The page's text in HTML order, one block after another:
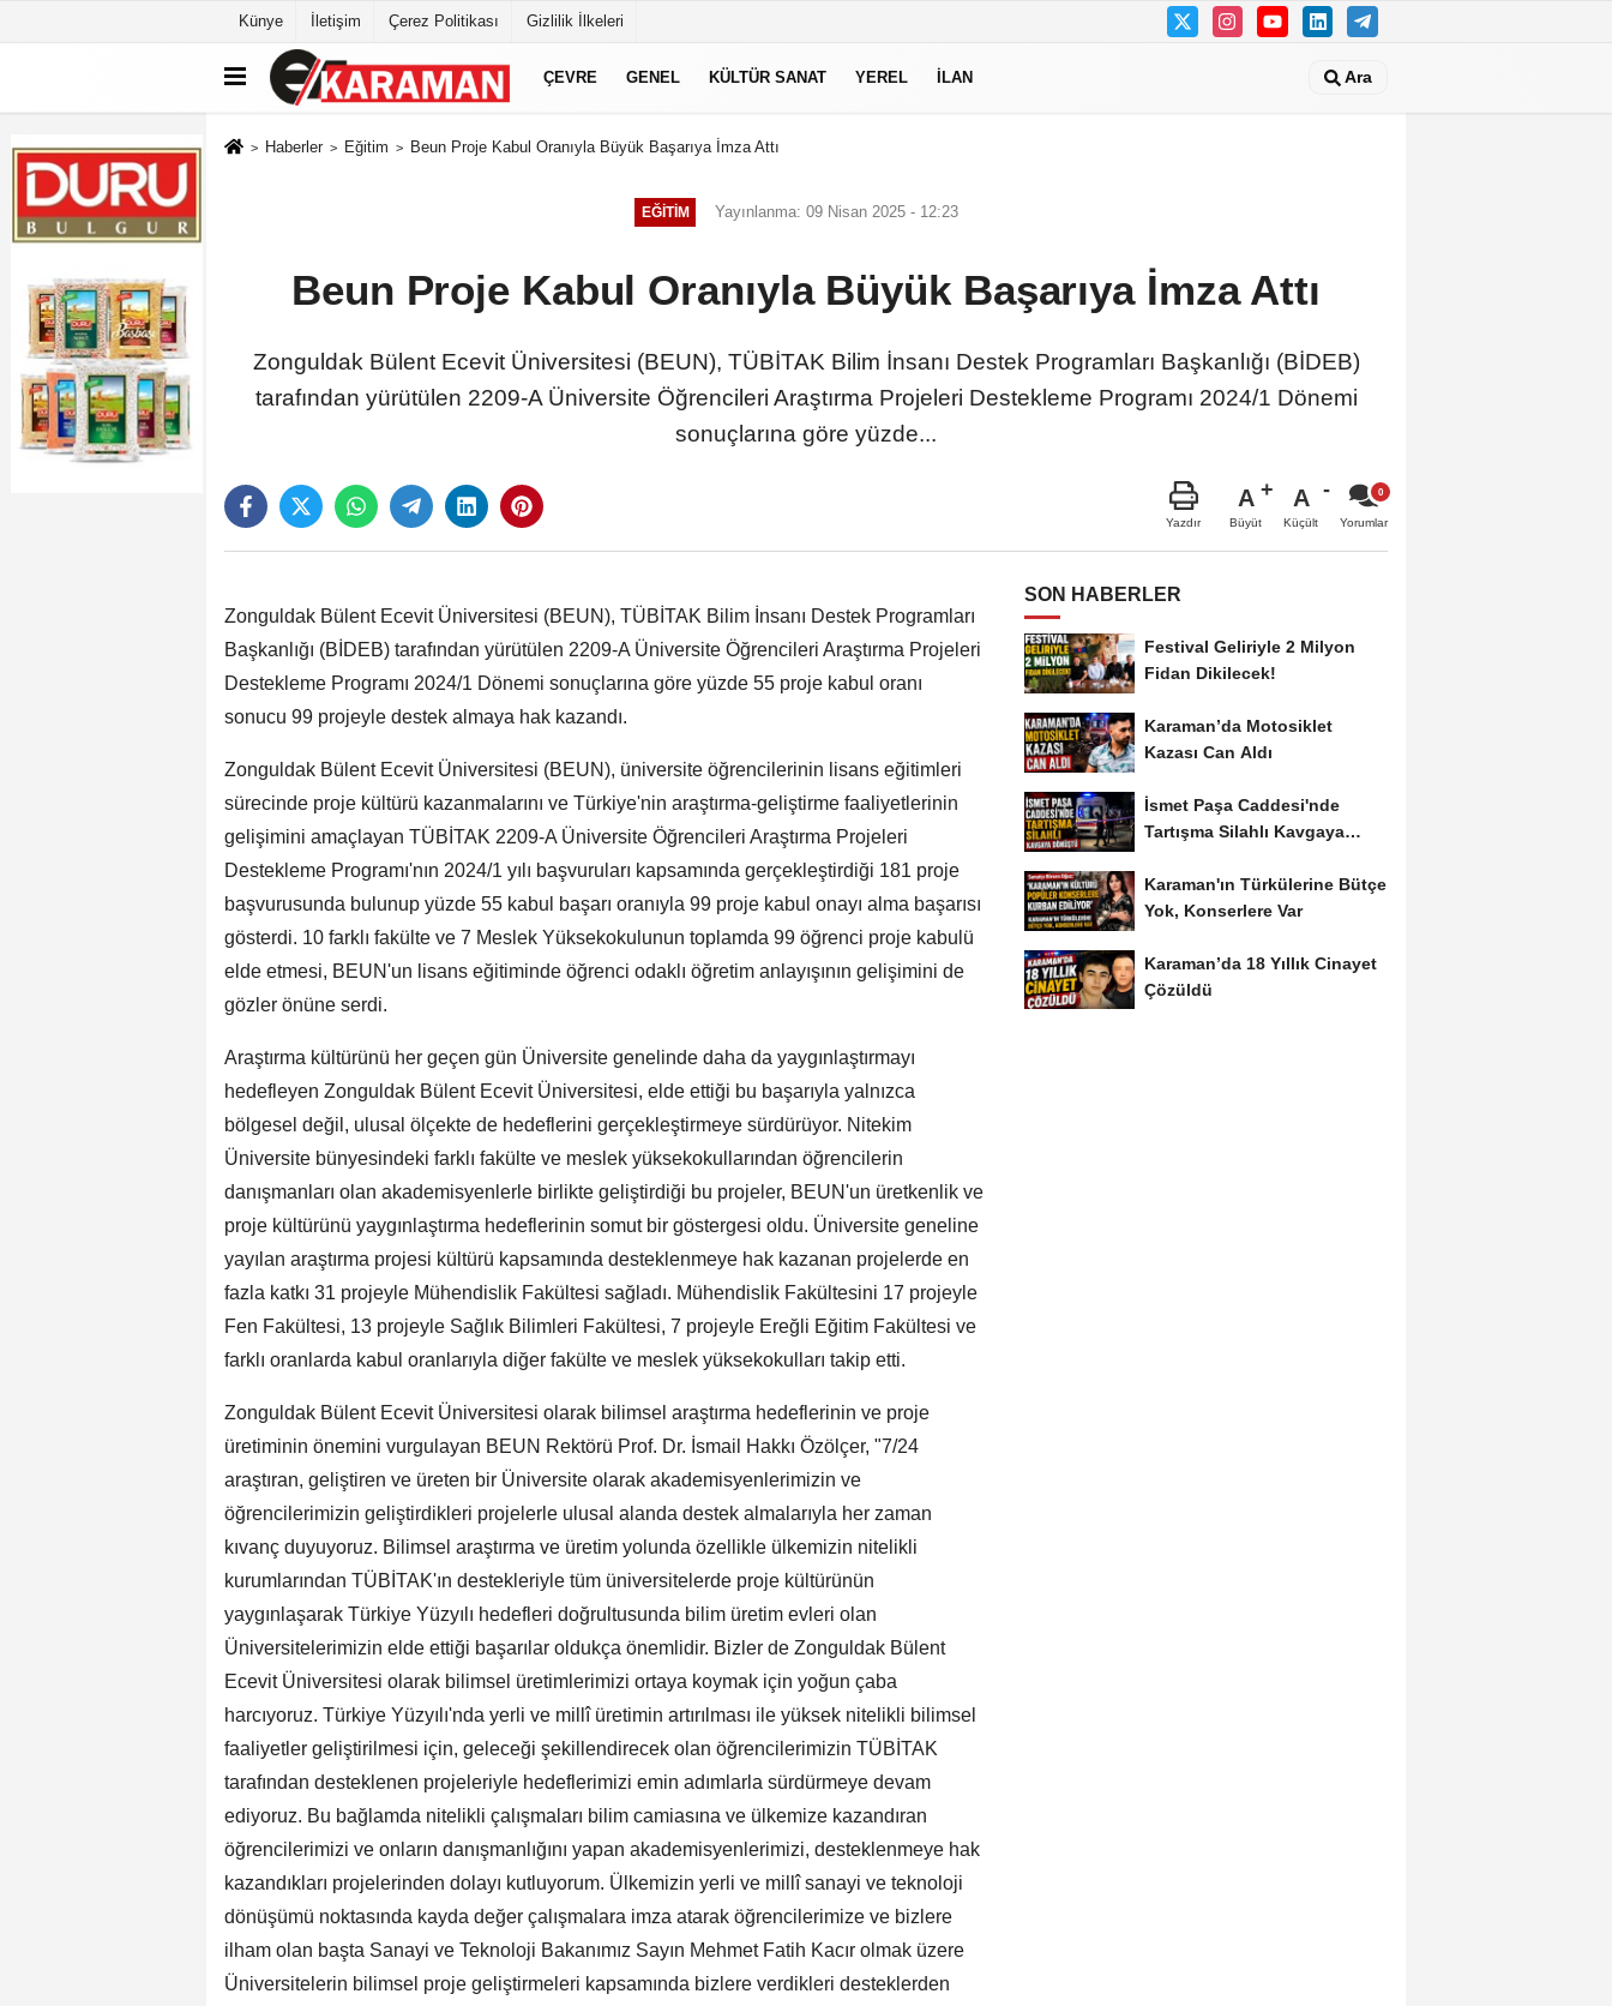
Künye İletişim Çerez Politikası Gizlilik İlkeleri
ÇEVRE GENEL KÜLTÜR SANAT YEREL İLAN Ara
Haberler Eğitim Beun Proje Kabul Oranıyla Büyük Başarıya İmza Attı
EĞITIM Yayınlanma: 09 Nisan 2025 - 12:23
Beun Proje Kabul Oranıyla Büyük Başarıya İmza Attı
Zonguldak Bülent Ecevit Üniversitesi (BEUN), TÜBİTAK Bilim İnsanı Destek Programları Başkanlığı (BİDEB)
tarafından yürütülen 2209-A Üniversite Öğrencileri Araştırma Projeleri Destekleme Programı 2024/1 Dönemi
sonuçlarına göre yüzde...
Yazdır
A
Büyüt
A
Küçült Yorumlar
Zonguldak Bülent Ecevit Üniversitesi (BEUN), TÜBİTAK Bilim İnsanı Destek Programları
Başkanlığı (BİDEB) tarafından yürütülen 2209-A Üniversite Öğrencileri Araştırma Projeleri
Destekleme Programı 2024/1 Dönemi sonuçlarına göre yüzde 55 proje kabul oranı
sonucu 99 projeyle destek almaya hak kazandı.
Zonguldak Bülent Ecevit Üniversitesi (BEUN), üniversite öğrencilerinin lisans eğitimleri
sürecinde proje kültürü kazanmalarını ve Türkiye'nin araştırma-geliştirme faaliyetlerinin
gelişimini amaçlayan TÜBİTAK 2209-A Üniversite Öğrencileri Araştırma Projeleri
Destekleme Programı'nın 2024/1 yılı başvuruları kapsamında gerçekleştirdiği 181 proje
başvurusunda bulunup yüzde 55 kabul başarı oranıyla 99 proje kabul onayı alma başarısı
gösterdi. 10 farklı fakülte ve 7 Meslek Yüksekokulunun toplamda 99 öğrenci proje kabulü
elde etmesi, BEUN'un lisans eğitiminde öğrenci odaklı öğretim anlayışının gelişimini de
gözler önüne serdi.
Araştırma kültürünü her geçen gün Üniversite genelinde daha da yaygınlaştırmayı
hedefleyen Zonguldak Bülent Ecevit Üniversitesi, elde ettiği bu başarıyla yalnızca
bölgesel değil, ulusal ölçekte de hedeflerini gerçekleştirmeye sürdürüyor. Nitekim
Üniversite bünyesindeki farklı fakülte ve meslek yüksekokullarından öğrencilerin
danışmanları olan akademisyenlerle birlikte geliştirdiği bu projeler, BEUN'un üretkenlik ve
proje kültürünü yaygınlaştırma hedeflerinin somut bir göstergesi oldu. Üniversite geneline
yayılan araştırma projesi kültürü kapsamında desteklenmeye hak kazanan projelerde en
fazla katkı 31 projeyle Mühendislik Fakültesi sağladı. Mühendislik Fakültesini 17 projeyle
Fen Fakültesi, 13 projeyle Sağlık Bilimleri Fakültesi, 7 projeyle Ereğli Eğitim Fakültesi ve
farklı oranlarda kabul oranlarıyla diğer fakülte ve meslek yüksekokulları takip etti.
Zonguldak Bülent Ecevit Üniversitesi olarak bilimsel araştırma hedeflerinin ve proje
üretiminin önemini vurgulayan BEUN Rektörü Prof. Dr. İsmail Hakkı Özölçer, "7/24
araştıran, geliştiren ve üreten bir Üniversite olarak akademisyenlerimizin ve
öğrencilerimizin geliştirdikleri projelerle ulusal alanda destek almalarıyla her zaman
kıvanç duyuyoruz. Bilimsel araştırma ve üretim yolunda özellikle ülkemizin nitelikli
kurumlarından TÜBİTAK'ın destekleriyle tüm üniversitelerde proje kültürünün
yaygınlaşarak Türkiye Yüzyılı hedefleri doğrultusunda bilim üretim evleri olan
Üniversitelerimizin elde ettiği başarılar oldukça önemlidir. Bizler de Zonguldak Bülent
Ecevit Üniversitesi olarak bilimsel üretimlerimizi ortaya koymak için yoğun çaba
harcıyoruz. Türkiye Yüzyılı'nda yerli ve millî üretimin artırılması ile yüksek nitelikli bilimsel
faaliyetler geliştirilmesi için, geleceği şekillendirecek olan öğrencilerimizin TÜBİTAK
tarafından desteklenen projeleriyle hedeflerimizi emin adımlarla sürdürmeye devam
ediyoruz. Bu bağlamda nitelikli çalışmaları bilim camiasına ve ülkemize kazandıran
öğrencilerimizi ve onların danışmanlığını yapan akademisyenlerimizi, desteklenmeye hak
kazandıkları projelerinden dolayı kutluyorum. Ülkemizin yerli ve millî sanayi ve teknoloji
dönüşümü noktasında kayda değer çalışmalara imza atarak öğrencilerimize ve bizlere
ilham olan başta Sanayi ve Teknoloji Bakanımız Sayın Mehmet Fatih Kacır olmak üzere
Üniversitelerin bilimsel proje geliştirmeleri kapsamında bizlere verdikleri desteklerden
SON HABERLER
Festival Geliriyle 2 Milyon
Fidan Dikilecek!
Karaman’da Motosiklet
Kazası Can Aldı
İsmet Paşa Caddesi'nde
Tartışma Silahlı Kavgaya
Karaman'ın Türkülerine Bütçe
Yok, Konserlere Var
Karaman’da 18 Yıllık Cinayet
Çözüldü